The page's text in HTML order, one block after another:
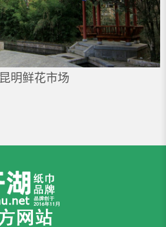
昆明鲜花市场